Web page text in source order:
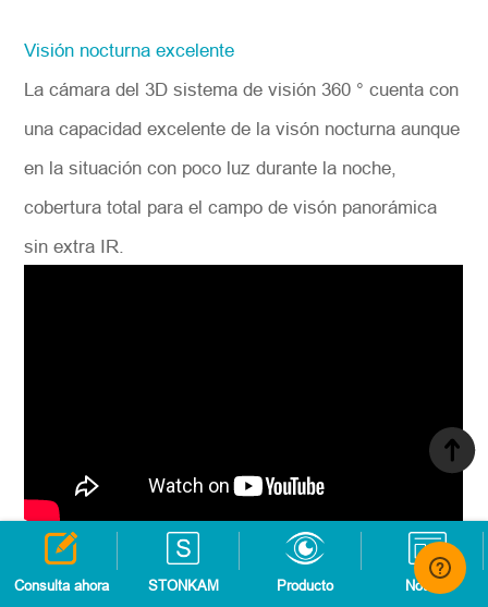
Visión nocturna excelente
La cámara del 3D sistema de visión 360 ° cuenta con
una capacidad excelente de la visón nocturna aunque
en la situación con poco luz durante la noche,
cobertura total para el campo de visón panorámica
sin extra IR.
Consulta ahora STONKAM Producto Noticia